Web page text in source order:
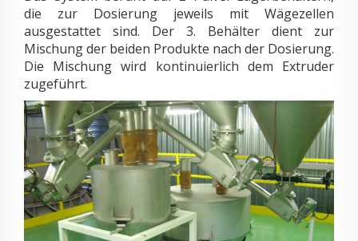
die zur Dosierung jeweils mit Wägezellen
ausgestattet sind. Der 3. Behälter dient zur
Mischung der beiden Produkte nach der Dosierung.
Die Mischung wird kontinuierlich dem Extruder
zugeführt.